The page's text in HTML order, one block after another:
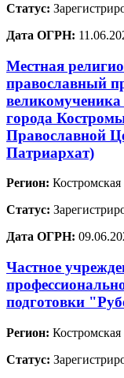
Статус:
Дата ОГРН:
Местная
православный
города
Православной
Патриархат)
Регион: Костромская
Статус:
Дата ОГРН:
Частное
подготовки
Регион: Костромская
Статус: